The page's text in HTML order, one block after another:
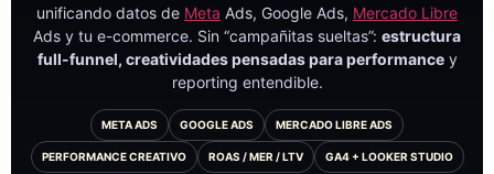
unificando datos de Meta Ads, Google Ads, Mercado Libre
Ads y tu e-commerce. Sin “campañitas sueltas”: estructura
full-funnel, creatividades pensadas para performancey
reporting entendible.
META ADS GOOGLE ADS MERCADO LIBRE ADS
PERFORMANCE CREATIVO ROAS / MER / LTV GA4 + LOOKER STUDIO